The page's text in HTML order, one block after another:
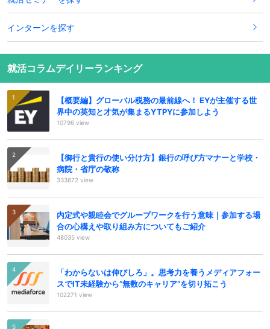
インターンを探す
就活コラムデイリーランキング
【概要編】グローバル税務の最前線へ！ EYが主催する世
界中の英知と才気が集まるYTPYに参加しよう
10796 view
【御行と貴行の使い分け方】銀行の呼び方マナーと学校・
病院・省庁の敬称
333672 view
内定式や親睦会でグループワークを行う意味｜参加する場
合の心構えや取り組み方についてもご紹介
48035 view
「わからないは伸びしろ」。思考力を養うメディアフォー
スでIT未経験から“無数のキャリア”を切り拓こう
102271 view